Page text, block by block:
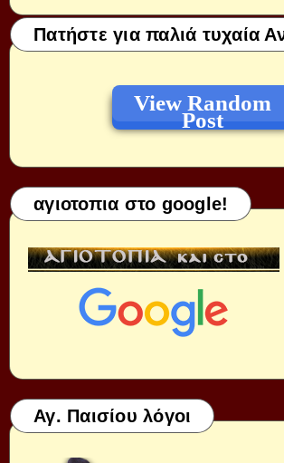
Πατήστε για παλιά τυχαία
View Random
Post
αγιοτοπια στο google!
Αγ. Παισίου λόγοι